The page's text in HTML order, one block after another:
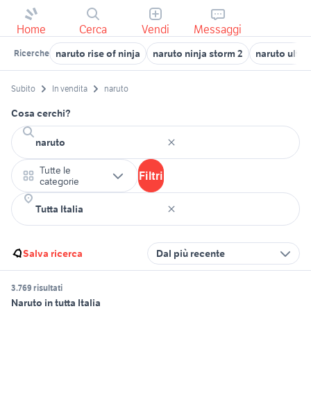
Home Cerca Vendi Messaggi
Ricerche naruto rise of ninja naruto ninja storm 2 naruto
Subito In vendita naruto
Cosa cerchi?
Tutte le
categorie
Filtri
Salva ricerca Dal più recente
3.769 risultati
Naruto in tutta Italia